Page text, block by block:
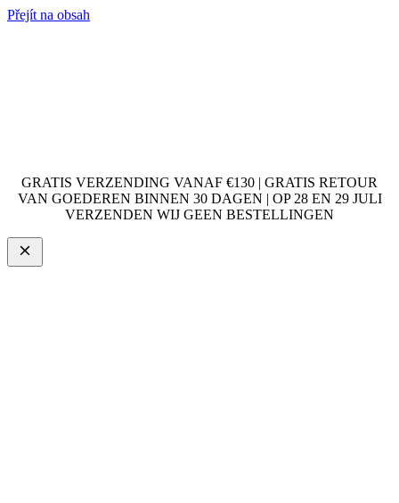
Přejít na obsah
GRATIS VERZENDING VANAF €130 | GRATIS RETOUR
VAN GOEDEREN BINNEN 30 DAGEN | OP 28 EN 29 JULI
VERZENDEN WIJ GEEN BESTELLINGEN